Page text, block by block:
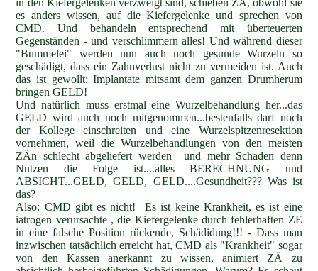
in den Kiefergelenken verzweigt sind, schieben ZÄ, obwohl sie
es anders wissen, auf die Kiefergelenke und sprechen von
CMD. Und behandeln entsprechend mit überteuerten
Gegenständen - und verschlimmern alles! Und während dieser
"Bummelei" werden nun auch noch gesunde Wurzeln so
geschädigt, dass ein Zahnverlust nicht zu vermeiden ist. Auch
das ist gewollt: Implantate mitsamt dem ganzen Drumherum
bringen GELD!
Und natürlich muss erstmal eine Wurzelbehandlung her...das
GELD wird auch noch mitgenommen...bestenfalls darf noch
der Kollege einschreiten und eine Wurzelspitzenresektion
vornehmen, weil die Wurzelbehandlungen von den meisten
ZÄn schlecht abgeliefert werden und mehr Schaden denn
Nutzen die Folge ist....alles BERECHNUNG und
ABSICHT...GELD, GELD, GELD....Gesundheit??? Was ist
das?
Also: CMD gibt es nicht! Es ist keine Krankheit, es ist eine
iatrogen verursachte , die Kiefergelenke durch fehlerhaften ZE
in eine falsche Position rückende, Schädidung!!! - Dass man
inzwischen tatsächlich erreicht hat, CMD als "Krankheit" sogar
von den Kassen anerkannt zu wissen, animiert ZÄ zu